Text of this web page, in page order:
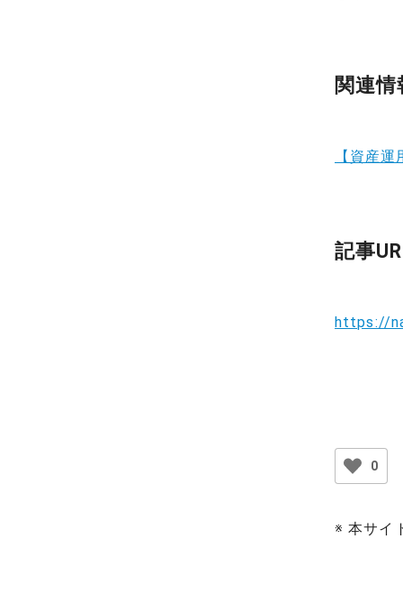
関連
【資産
記事
https://
0
※ 本サイ